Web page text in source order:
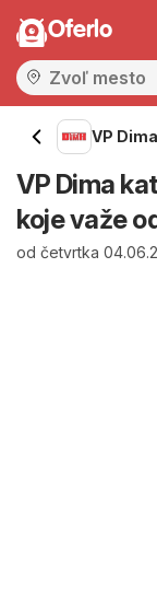
Oferlo
VP Dima
VP Dima
koje važe
od četvrtka